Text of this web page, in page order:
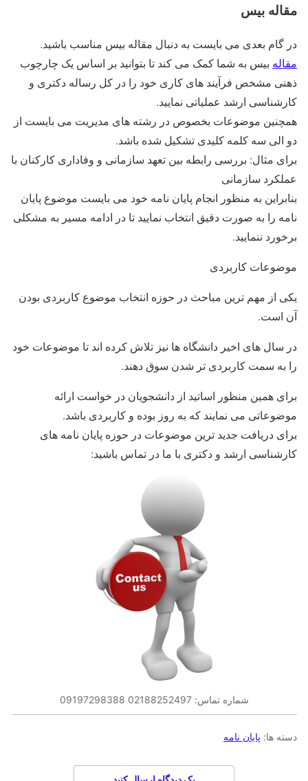
مقاله بیس
در گام بعدی می بایست به دنبال مقاله بیس مناسب باشید.
مقاله بیس به شما کمک می کند تا بتوانید بر اساس یک چارچوب
ذهنی مشخص فرآیند های کاری خود را در کل رساله دکتری و
کارشناسی ارشد عملیاتی نمایید.
همچنین موضوعات بخصوص در رشته های مدیریت می بایست از
دو الی سه کلمه کلیدی تشکیل شده باشد.
برای مثال: بررسی رابطه بین تعهد سازمانی و وفاداری کارکنان با
عملکرد سازمانی
بنابراین به منظور انجام پایان نامه خود می بایست موضوع پایان
نامه را به صورت دقیق انتخاب نمایید تا در ادامه مسیر به مشکلی
برخورد ننمایید.
موضوعات کاربردی
یکی از مهم ترین مباحث در حوزه انتخاب موضوع کاربردی بودن
آن است.
در سال های اخیر دانشگاه ها نیز تلاش کرده اند تا موضوعات خود
را به سمت کاربردی تر شدن سوق دهند.
برای همین منظور اساتید از دانشجویان در خواست ارائه
موضوعاتی می نمایند که به روز بوده و کاربردی باشد.
برای دریافت جدید ترین موضوعات در حوزه پایان نامه های
کارشناسی ارشد و دکتری با ما در تماس باشید:
شماره تماس: 02188252497 09197298388
دسته ها: پایان نامه